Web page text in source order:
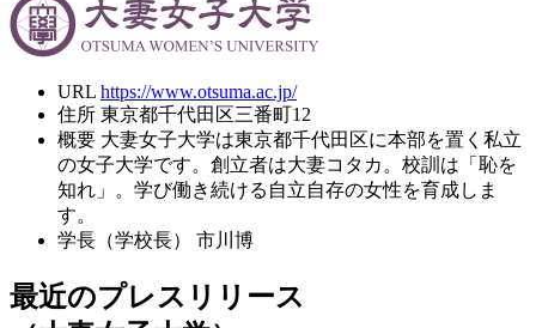
URL https://www.otsuma.ac.jp/
住所 東京都千代田区三番町12
概要 大妻女子大学は東京都千代田区に本部を置く私立
の女子大学です。創立者は大妻コタカ。校訓は「恥を
知れ」。学び働き続ける自立自存の女性を育成しま
す。
学長（学校長）
市川博
最近のプレスリリース